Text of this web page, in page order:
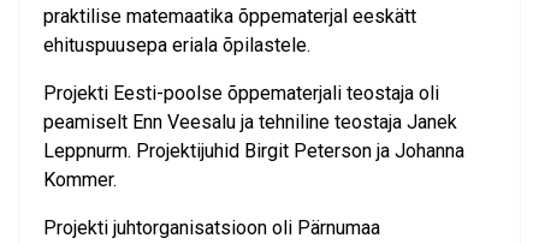
praktilise matemaatika õppematerjal eeskätt
ehituspuusepa eriala õpilastele.
Projekti Eesti-poolse õppematerjali teostaja oli
peamiselt Enn Veesalu ja tehniline teostaja Janek
Leppnurm. Projektijuhid Birgit Peterson ja Johanna
Kommer.
Projekti juhtorganisatsioon oli Pärnumaa